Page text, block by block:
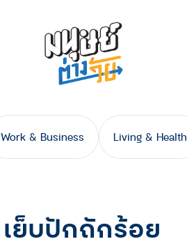
Work & Business Living & Health
เย็บปักถักร้อย